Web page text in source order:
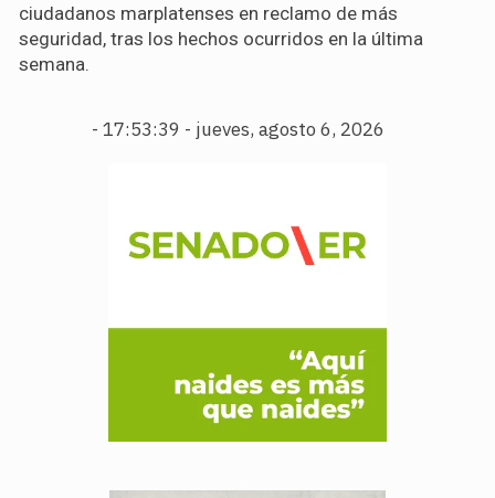
ciudadanos marplatenses en reclamo de más
seguridad, tras los hechos ocurridos en la última
semana.
- 17:53:40 - jueves, agosto 6, 2026